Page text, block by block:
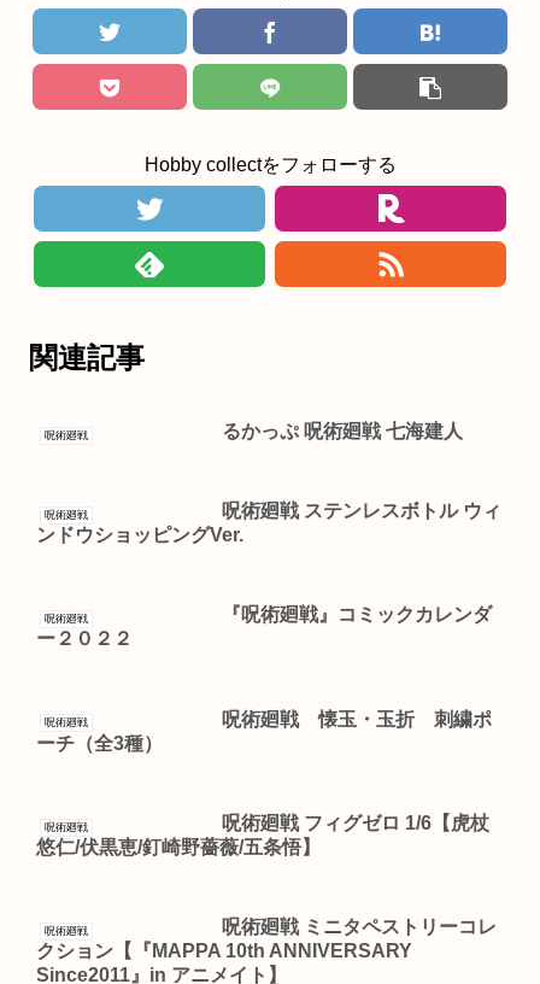
Hobby collectをフォローする
関連記事
呪術廻戦 るかっぷ 呪術廻戦 七海建人
呪術廻戦
呪術廻戦 ステンレスボトル ウィ
ンドウショッピングVer.
呪術廻戦
『呪術廻戦』コミックカレンダ
ー２０２２
呪術廻戦
呪術廻戦 懐玉・玉折 刺繍ポ
ーチ（全3種）
呪術廻戦
呪術廻戦 フィグゼロ 1/6【虎杖
悠仁/伏黒恵/釘崎野薔薇/五条悟】
呪術廻戦
呪術廻戦 ミニタペストリーコレ
クション【『MAPPA 10th ANNIVERSARY
Since2011』in アニメイト】